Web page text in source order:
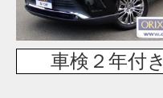
車検２年付き